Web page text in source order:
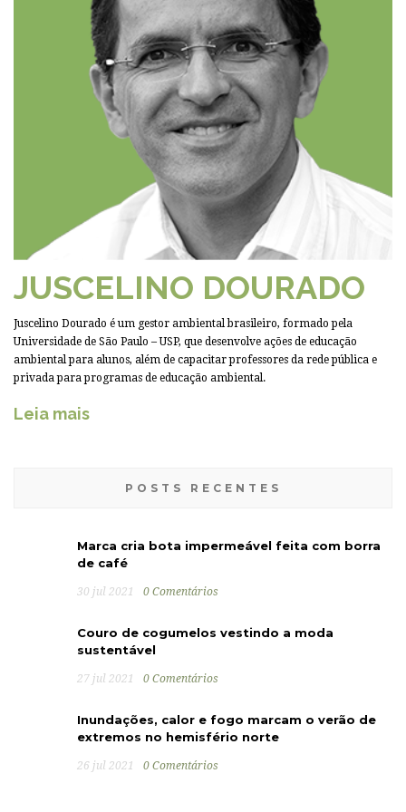
JUSCELINO DOURADO
Juscelino Dourado é um gestor ambiental brasileiro, formado pela
Universidade de São Paulo – USP, que desenvolve ações de educação
ambiental para alunos, além de capacitar professores da rede pública e
privada para programas de educação ambiental.
Leia mais
POSTS RECENTES
Marca cria bota impermeável feita com borra
de café
30 jul 2021 0 Comentários
Couro de cogumelos vestindo a moda
sustentável
27 jul 2021 0 Comentários
Inundações, calor e fogo marcam o verão de
extremos no hemisfério norte
26 jul 2021 0 Comentários